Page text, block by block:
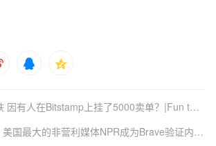
上一篇：比特币大跌 因有人在Bitstamp上挂了5000卖单？|Fun twitter
下一篇：火星一线 | 美国最大的非营利媒体NPR成为Brave验证内容发布商，接受BAT代币捐赠